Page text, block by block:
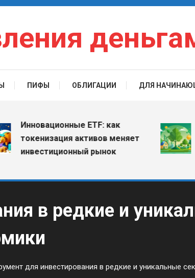
ПИФЫ ОБЛИГАЦИИ ДЛЯ
Инновационные ETF: как
токенизация активов меняет
инвестиционный рынок
в редкие и
для инвестирования в редкие и уникальные